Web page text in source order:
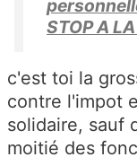
STOP A
c'est toi la
contre l'impot
solidaire, sauf
moitié des